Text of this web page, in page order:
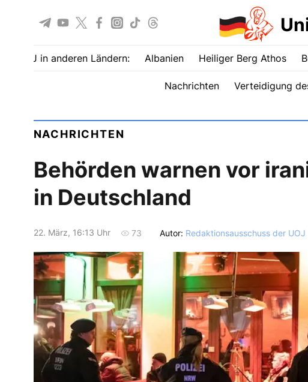
UOJ in anderen Ländern: Albanien Heiliger Berg Athos
Nachrichten Verteidigung
NACHRICHTEN
Behörden warnen vor
in Deutschland
22. März, 16:13 Uhr 73 Autor: Redaktionsausschuss der UOJ